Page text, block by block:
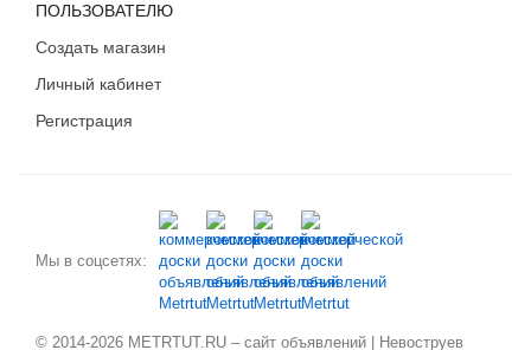
ПОЛЬЗОВАТЕЛЮ
Создать магазин
Личный кабинет
Регистрация
Мы в соцсетях:
© 2014-2026 METRTUT.RU – сайт объявлений | Невоструев